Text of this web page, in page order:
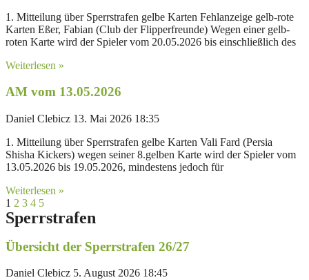
1. Mitteilung über Sperrstrafen gelbe Karten Fehlanzeige gelb-rote
Karten Eßer, Fabian (Club der Flipperfreunde) Wegen einer gelb-
roten Karte wird der Spieler vom 20.05.2026 bis einschließlich des
Weiterlesen »
AM vom 13.05.2026
Daniel Clebicz 13. Mai 2026 18:35
1. Mitteilung über Sperrstrafen gelbe Karten Vali Fard (Persia
Shisha Kickers) wegen seiner 8.gelben Karte wird der Spieler vom
13.05.2026 bis 19.05.2026, mindestens jedoch für
Weiterlesen »
1 2 3 4 5
Sperrstrafen
Übersicht der Sperrstrafen 26/27
Daniel Clebicz 5. August 2026 18:45